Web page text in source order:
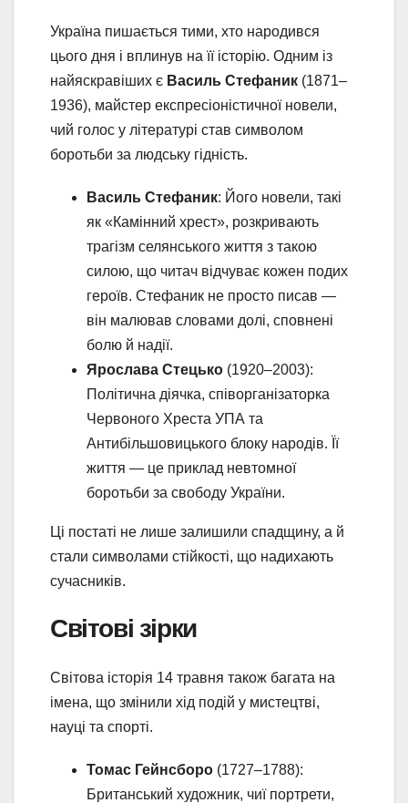
Україна пишається тими, хто народився
цього дня і вплинув на її історію. Одним із
найяскравіших є Василь Стефаник (1871–
1936), майстер експресіоністичної новели,
чий голос у літературі став символом
боротьби за людську гідність.
Василь Стефаник: Його новели, такі
як «Камінний хрест», розкривають
трагізм селянського життя з такою
силою, що читач відчуває кожен подих
героїв. Стефаник не просто писав —
він малював словами долі, сповнені
болю й надії.
Ярослава Стецько (1920–2003):
Політична діячка, співорганізаторка
Червоного Хреста УПА та
Антибільшовицького блоку народів. Її
життя — це приклад невтомної
боротьби за свободу України.
Ці постаті не лише залишили спадщину, а й
стали символами стійкості, що надихають
сучасників.
Світові зірки
Світова історія 14 травня також багата на
імена, що змінили хід подій у мистецтві,
науці та спорті.
Томас Гейнсборо (1727–1788):
Британський художник, чиї портрети,